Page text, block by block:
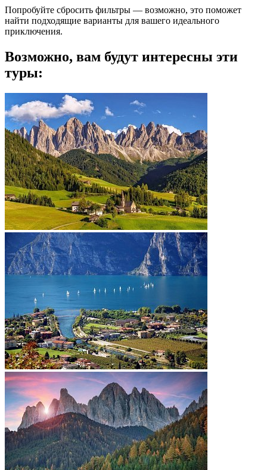
Попробуйте сбросить фильтры — возможно, это поможет
найти подходящие варианты для вашего идеального
приключения.
Возможно, вам будут интересны эти
туры: